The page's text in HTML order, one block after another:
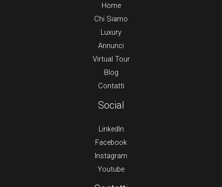
Home
Chi Siamo
Luxury
Annunci
Virtual Tour
Blog
Contatti
Social
LinkedIn
Facebook
Instagram
Youtube